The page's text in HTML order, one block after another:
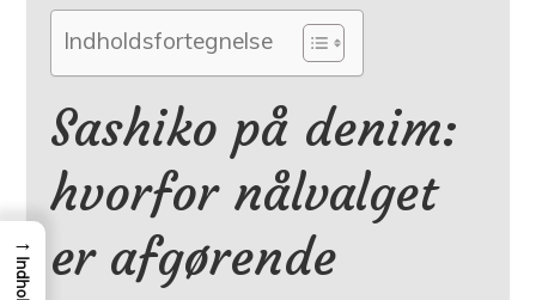
Indholdsfortegnelse
Sashiko på denim:
hvorfor nålvalget
er afgørende
→
Indhold